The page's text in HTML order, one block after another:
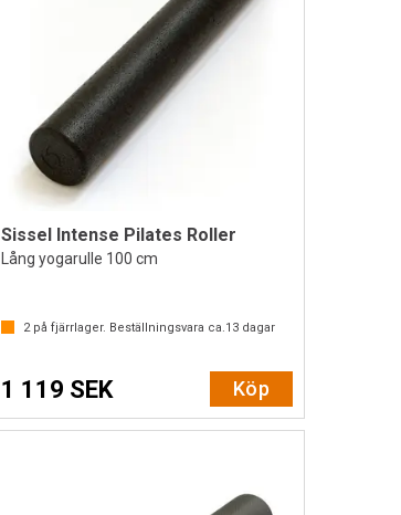
Sissel Intense Pilates Roller
Lång yogarulle 100 cm
2på fjärrlager. Beställningsvara ca.13 dagar
1 119 SEK Köp